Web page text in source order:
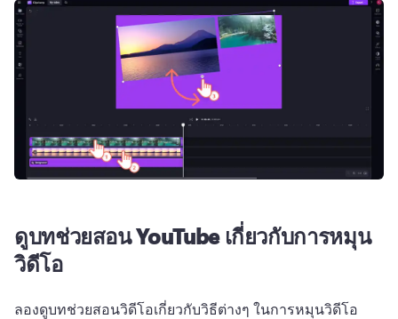
ดูบทช่วยสอน YouTube เกี่ยวกับการหมุน
วิดีโอ
ลองดูบทช่วยสอนวิดีโอเกี่ยวกับวิธีต่างๆ ในการหมุนวิดีโอ